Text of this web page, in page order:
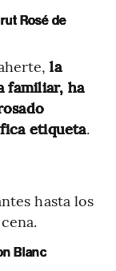
Rosé de
la
familiar, ha
etiqueta.
hasta los
Blanc